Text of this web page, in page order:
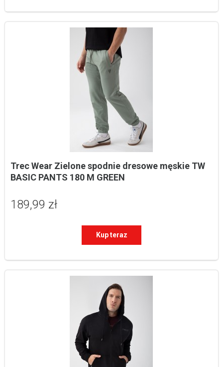
Trec Wear Zielone spodnie dresowe męskie TW
BASIC PANTS 180 M GREEN
189,99 zł
Kup teraz